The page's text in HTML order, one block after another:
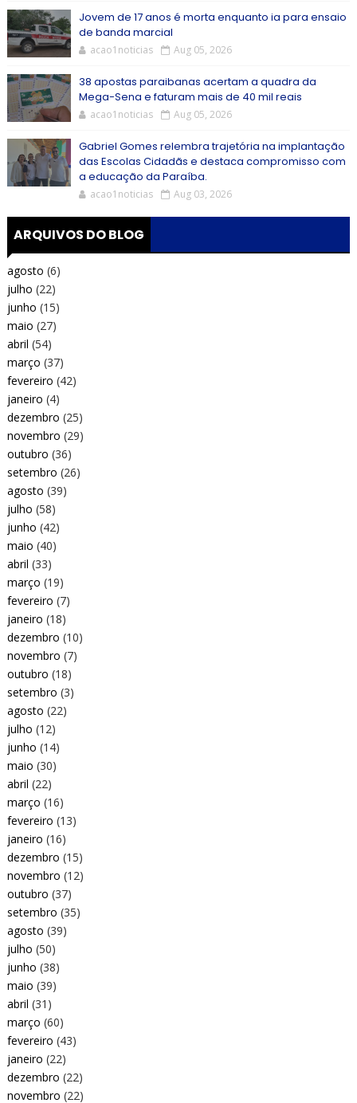
Jovem de 17 anos é morta enquanto ia para ensaio
de banda marcial
acao1noticias Aug 05, 2026
38 apostas paraibanas acertam a quadra da
Mega-Sena e faturam mais de 40 mil reais
acao1noticias Aug 05, 2026
Gabriel Gomes relembra trajetória na implantação
das Escolas Cidadãs e destaca compromisso com
a educação da Paraíba.
acao1noticias Aug 03, 2026
ARQUIVOS DO BLOG
agosto (6)
julho (22)
junho (15)
maio (27)
abril (54)
março (37)
fevereiro (42)
janeiro (4)
dezembro (25)
novembro (29)
outubro (36)
setembro (26)
agosto (39)
julho (58)
junho (42)
maio (40)
abril (33)
março (19)
fevereiro (7)
janeiro (18)
dezembro (10)
novembro (7)
outubro (18)
setembro (3)
agosto (22)
julho (12)
junho (14)
maio (30)
abril (22)
março (16)
fevereiro (13)
janeiro (16)
dezembro (15)
novembro (12)
outubro (37)
setembro (35)
agosto (39)
julho (50)
junho (38)
maio (39)
abril (31)
março (60)
fevereiro (43)
janeiro (22)
dezembro (22)
novembro (22)